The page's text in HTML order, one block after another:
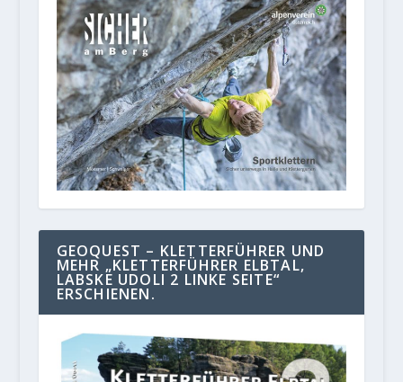
GEOQUEST – KLETTERFÜHRER UND
MEHR „KLETTERFÜHRER ELBTAL,
LABSKE UDOLI 2 LINKE SEITE“
ERSCHIENEN.